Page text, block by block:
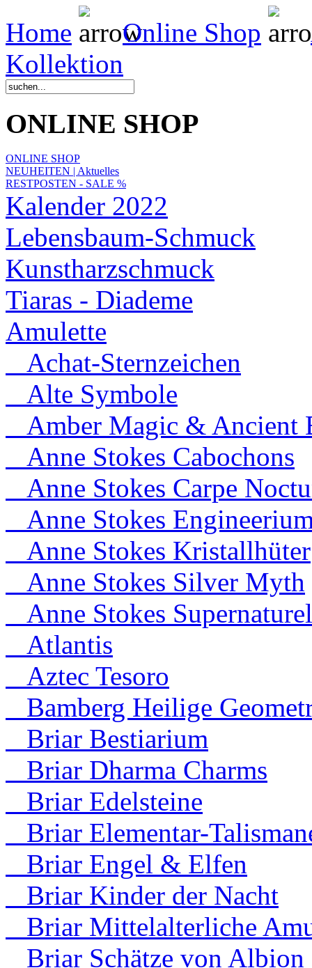
Home Online Shop
Kollektion
ONLINE SHOP
ONLINE SHOP
NEUHEITEN | Aktuelles
RESTPOSTEN - SALE %
Kalender 2022
Lebensbaum-Schmuck
Kunstharzschmuck
Tiaras - Diademe
Amulette
Achat-Sternzeichen
Alte Symbole
Amber Magic & Ancient
Anne Stokes Cabochons
Anne Stokes Carpe
Anne Stokes
Anne Stokes Kristallhüter
Anne Stokes Silver Myth
Anne Stokes
Atlantis
Aztec Tesoro
Bamberg Heilige
Briar Bestiarium
Briar Dharma Charms
Briar Edelsteine
Briar Elementar-
Briar Engel & Elfen
Briar Kinder der Nacht
Briar Mittelalterliche
Briar Schätze von Albion